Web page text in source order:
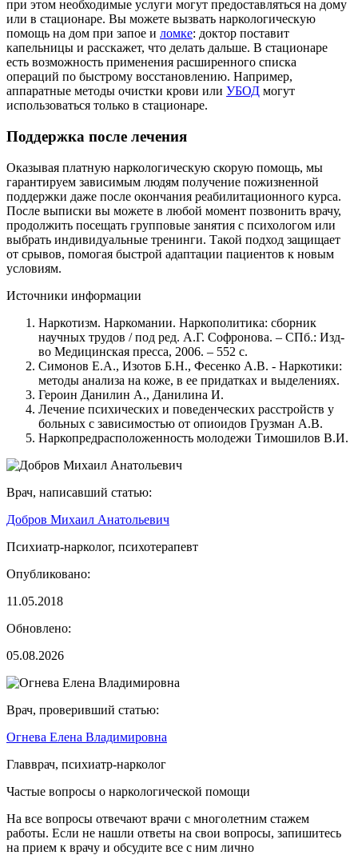
при этом необходимые услуги могут предоставляться на дому
или в стационаре. Вы можете вызвать наркологическую
помощь на дом при запое и ломке: доктор поставит
капельницы и расскажет, что делать дальше. В стационаре
есть возможность применения расширенного списка
операций по быстрому восстановлению. Например,
аппаратные методы очистки крови или УБОД могут
использоваться только в стационаре.
Поддержка после лечения
Оказывая платную наркологическую скорую помощь, мы
гарантируем зависимым людям получение пожизненной
поддержки даже после окончания реабилитационного курса.
После выписки вы можете в любой момент позвонить врачу,
продолжить посещать групповые занятия с психологом или
выбрать индивидуальные тренинги. Такой подход защищает
от срывов, помогая быстрой адаптации пациентов к новым
условиям.
Источники информации
Наркотизм. Наркомании. Наркополитика: сборник
научных трудов / под ред. А.Г. Софронова. – СПб.: Изд-
во Медицинская пресса, 2006. – 552 с.
Симонов Е.А., Изотов Б.Н., Фесенко А.В. - Наркотики:
методы анализа на коже, в ее придатках и выделениях.
Героин Данилин А., Данилина И.
Лечение психических и поведенческих расстройств у
больных с зависимостью от опиоидов Грузман А.В.
Наркопредрасположенность молодежи Тимошилов В.И.
Врач, написавший статью:
Добров Михаил Анатольевич
Психиатр-нарколог, психотерапевт
Опубликовано:
11.05.2018
Обновлено:
05.08.2026
Врач, проверивший статью:
Огнева Елена Владимировна
Главврач, психиатр-нарколог
Частые вопросы о наркологической помощи
На все вопросы отвечают врачи с многолетним стажем
работы. Если не нашли ответы на свои вопросы, запишитесь
на прием к врачу и обсудите все с ним лично